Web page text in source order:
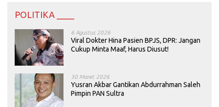
POLITIKA ____
6 Agustus 2026
Viral Dokter Hina Pasien BPJS, DPR: Jangan
Cukup Minta Maaf, Harus Diusut!
30 Maret 2026
Yusran Akbar Gantikan Abdurrahman Saleh
Pimpin PAN Sultra